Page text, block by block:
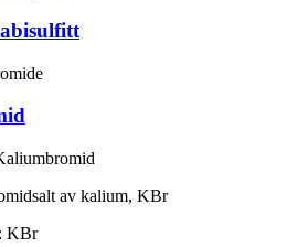
av kalium, KBr
KBr